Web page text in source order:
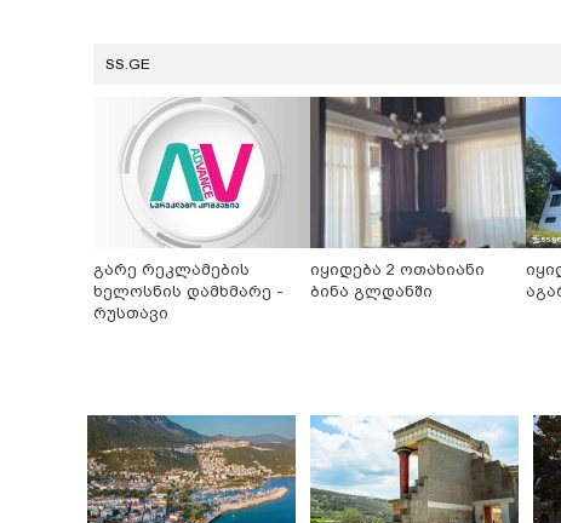
SS.GE
გარე რეკლამების
ხელოსნის დამხმარე -
რუსთავი
იყიდება 2 ოთახიანი
ბინა გლდანში